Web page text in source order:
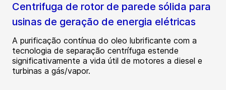
Centrifuga de rotor de parede sólida para
usinas de geração de energia elétricas
A purificação contínua do oleo lubrificante com a
tecnologia de separação centrífuga estende
significativamente a vida útil de motores a diesel e
turbinas a gás/vapor.